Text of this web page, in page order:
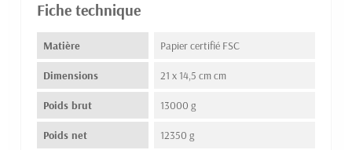
Fiche technique
Matière Papier certifié FSC
Dimensions 21 x 14,5 cm cm
Poids brut 13000 g
Poids net 12350 g